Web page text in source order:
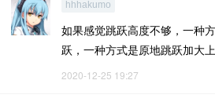
hhhakumo
如果感觉跳跃高度不够，一种
跃，一种方式是原地跳跃加大
2020-12-25 19:27